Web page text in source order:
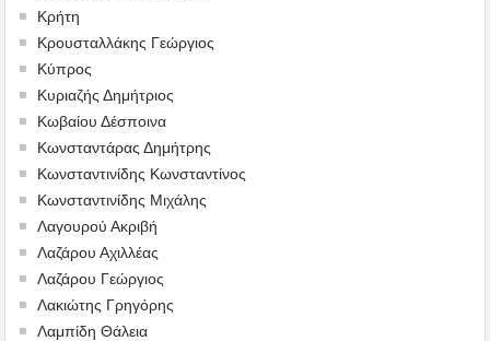
Κρήτη
Κρουσταλλάκης Γεώργιος
Κύπρος
Κυριαζής Δημήτριος
Κωβαίου Δέσποινα
Κωνσταντάρας Δημήτρης
Κωνσταντινίδης Κωνσταντίνος
Κωνσταντινίδης Μιχάλης
Λαγουρού Ακριβή
Λαζάρου Αχιλλέας
Λαζάρου Γεώργιος
Λακιώτης Γρηγόρης
Λαμπίδη Θάλεια